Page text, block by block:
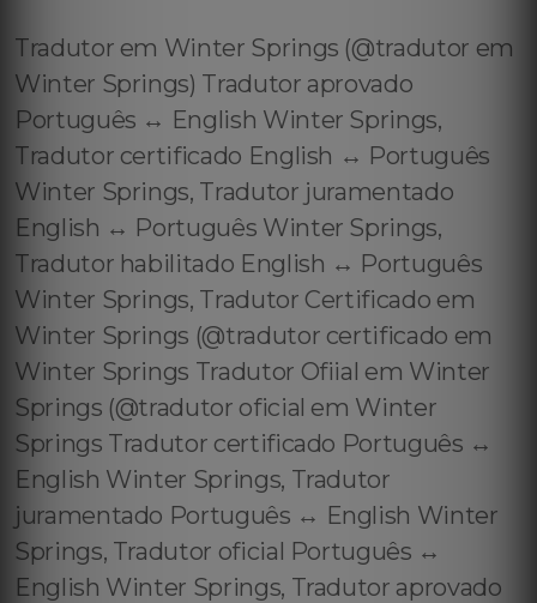
Tradutor em Winter Springs (@tradutor em
Winter Springs) Tradutor aprovado
Português ↔️ English Winter Springs,
Tradutor certificado English ↔️ Português
Winter Springs, Tradutor juramentado
English ↔️ Português Winter Springs,
Tradutor habilitado English ↔️ Português
Winter Springs, Tradutor Certificado em
Winter Springs (@tradutor certificado em
Winter Springs Tradutor Ofiial em Winter
Springs (@tradutor oficial em Winter
Springs Tradutor certificado Português ↔️
English Winter Springs, Tradutor
juramentado Português ↔️ English Winter
Springs, Tradutor oficial Português ↔️
English Winter Springs, Tradutor aprovado